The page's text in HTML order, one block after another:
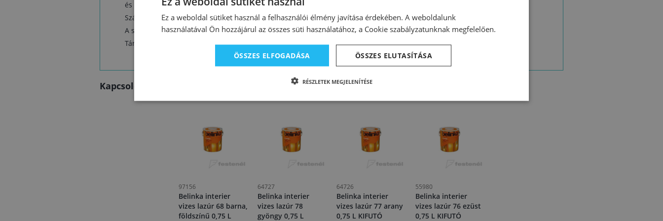
és a felhordás módjától függ
Száradás: 3–4 óra, a következő réteget 4 óra múlva visszük fel (normális feltételek mellett)
A szerszámok tisztítása: vízzel és tisztítószerrel
Tárolás: Eredeti csomagolásban 5–30 °C közötti hőmérsékleten tároljuk. Fagyérzékeny!
Kapcsolódó termékek
97156
Belinka interier
vizes lazúr 68 barna,
földszínű 0,75 L
64727
Belinka interier
vizes lazúr 78
gyöngy 0,75 L
64726
Belinka interier
vizes lazúr 77 arany
0,75 L KIFUTÓ
55980
Belinka interier
vizes lazúr 76 ezüst
0,75 L KIFUTÓ
Ez a weboldal sütiket használ a felhasználói élmény javítása érdekében. A weboldalunk
használatával Ön hozzájárul az összes süti használatához, a Cookie szabályzatunknak megfelelően.
ÖSSZES ELFOGADÁSA ÖSSZES ELUTASÍTÁSA
RÉSZLETEK MEGJELENÍTÉSE